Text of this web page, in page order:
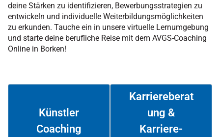
deine Stärken zu identifizieren, Bewerbungsstrategien zu
entwickeln und individuelle Weiterbildungsmöglichkeiten
zu erkunden. Tauche ein in unsere virtuelle Lernumgebung
und starte deine berufliche Reise mit dem AVGS-Coaching
Online in Borken!
Künstler
Coaching
Weiterlesen
Karriereberat
ung &
Karriere-
Weiterlesen